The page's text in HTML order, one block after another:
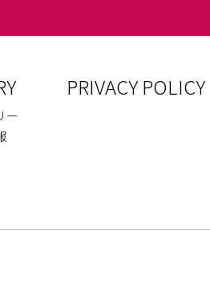
ー
PRIVACY POLICY